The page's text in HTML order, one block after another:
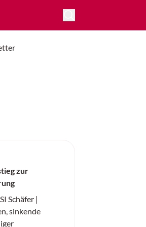
zur
Schäfer |
sinkende